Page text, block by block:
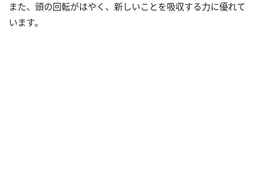
また、頭の回転がはやく、新しいことを吸収する力に優れて
います。